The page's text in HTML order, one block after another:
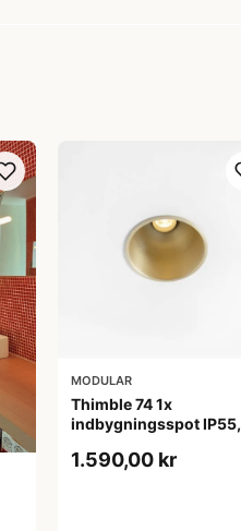
MODULAR
Thimble 74 1x
indbygningsspot IP55,
1.590,00 kr